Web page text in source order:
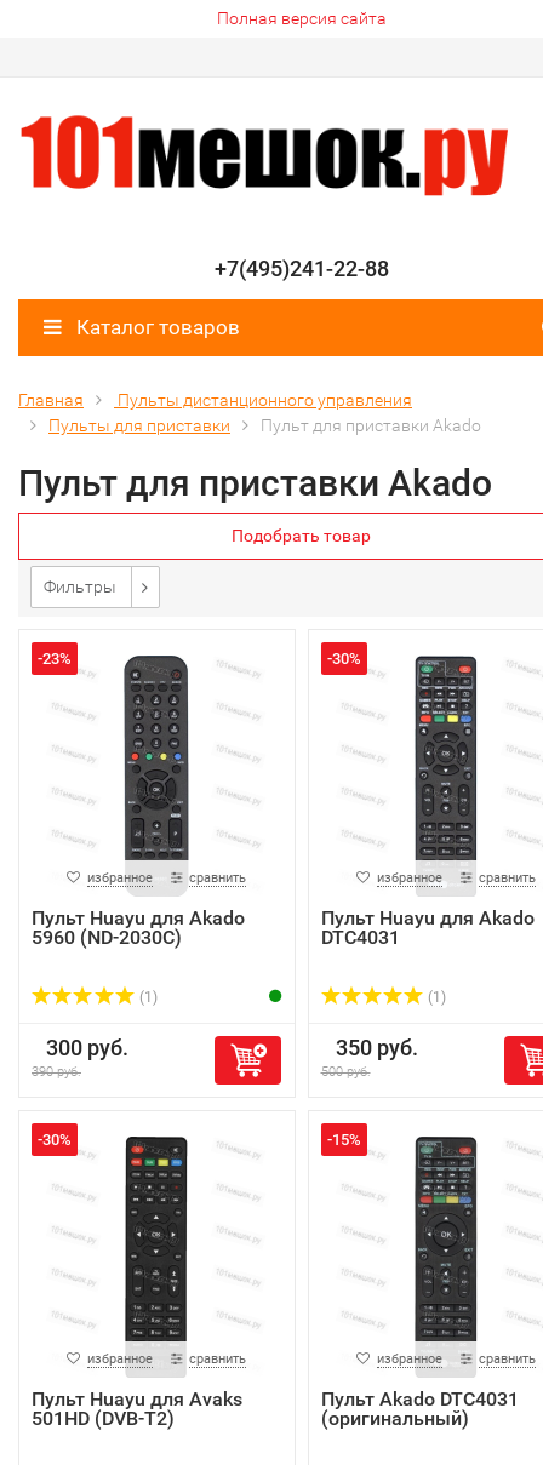
Полная версия сайта
+7(495)241-22-88
Каталог товаров
Главная
Пульты дистанционного управления
Пульты для приставки
Пульт для приставки Akado
Пульт для приставки Akado
Подобрать товар
Фильтры
-23%
избранное сравнить
Пульт Huayu для Akado
5960 (ND-2030C)
(1)
300 руб.
390 руб.
-30%
избранное сравнить
Пульт Huayu для Akado
DTC4031
(1)
350 руб.
500 руб.
-30%
избранное сравнить
Пульт Huayu для Avaks
501HD (DVB-T2)
-15%
избранное сравнить
Пульт Akado DTC4031
(оригинальный)